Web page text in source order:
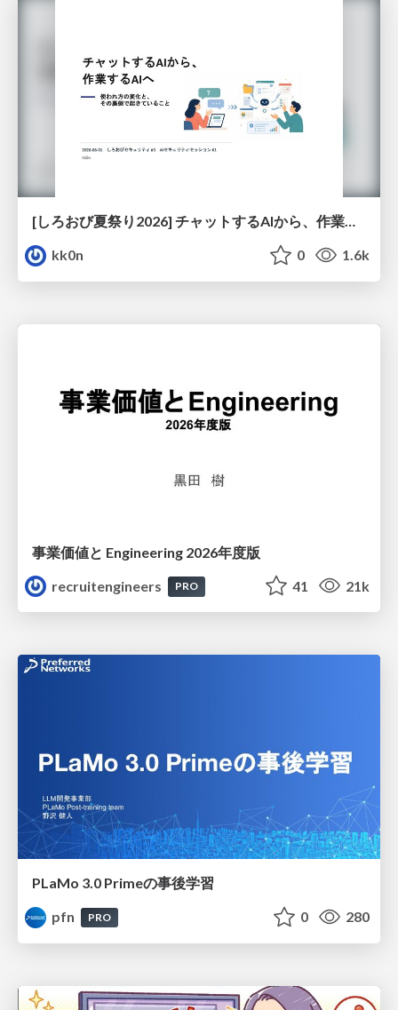
[しろおび夏祭り2026] チャットするAIから、作業するAIへ - 使われ方の変化と、その裏側で起きていること
kk0n
0 1.6k
事業価値と Engineering 2026年度版
recruitengineers
PRO 41 21k
PLaMo 3.0 Primeの事後学習
pfn
PRO 0 280